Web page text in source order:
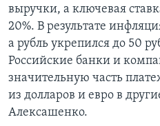
выручки, а ключевая
20%. В результате
а рубль укрепился до 50
Российские банки и
значительную часть
из долларов и евро в
Алексашенко.